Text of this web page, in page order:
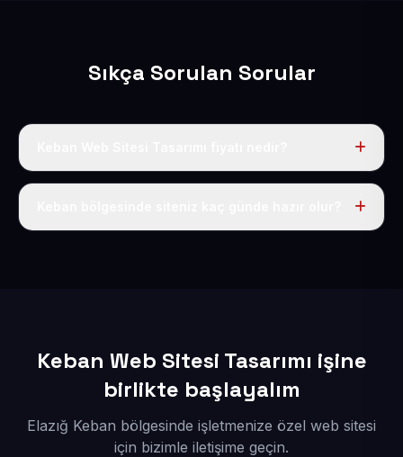
Sıkça Sorulan Sorular
Tek fiyat uygulanır: yıllık 50 USD + KDV. Bu bedele alan
Keban Web Sitesi Tasarımı işine
birlikte başlayalım
Elazığ Keban bölgesinde işletmenize özel web sitesi
için bizimle iletişime geçin.